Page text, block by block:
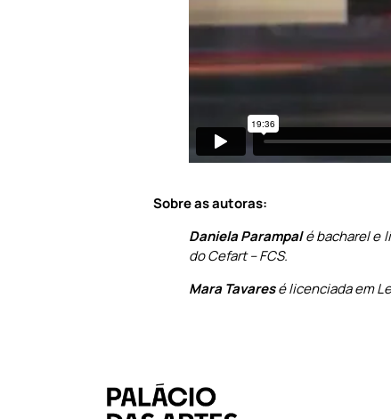
Sobre as autoras:
Daniela Parampalé bacharel e
do Cefart – FCS.
Mara Tavaresé licenciada em